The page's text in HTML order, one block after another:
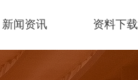
新闻资讯 资料下载